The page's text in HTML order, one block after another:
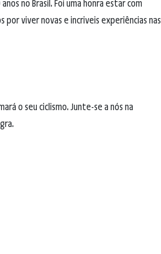
no Brasil. Foi uma honra estar com
por viver novas e incriveis experiências nas
o seu ciclismo. Junte-se a nós na